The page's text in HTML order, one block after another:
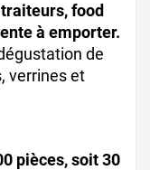
food
à emporter.
de
verrines et
pièces, soit 30